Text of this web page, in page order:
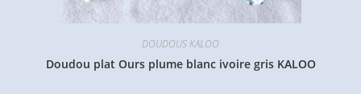
DOUDOUS KALOO
Doudou plat Ours plume blanc ivoire gris KALOO